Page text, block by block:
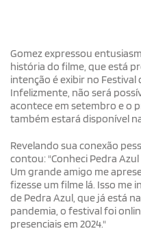
Gomez expressou
história do filme, que está
intenção é exibir no Festival
Infelizmente, não será
acontece em setembro e o
também estará disponível
Revelando sua conexão
contou: "Conheci Pedra
Um grande amigo me
fizesse um filme lá. Isso me
de Pedra Azul, que já está
pandemia, o festival foi
presenciais em 2024."